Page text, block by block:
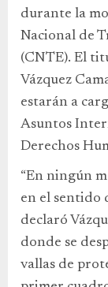
durante la
Nacional de
(CNTE). El
Vázquez
estarán a
Asuntos
Derechos
“En ningún
en el sentido
declaró
donde se
vallas de